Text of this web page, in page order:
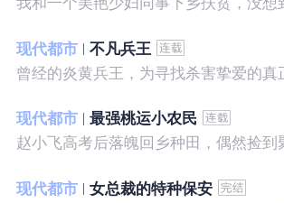
现代都市
不凡兵王
现代都市
最强桃运小农民
现代都市
女总裁的特种保安